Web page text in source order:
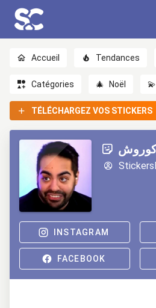
Accueil Tendances
Catégories 🎄 Noël 💫
TÉLÉCHARGEZ VOS STICKERS
INSTAGRAM
FACEBOOK